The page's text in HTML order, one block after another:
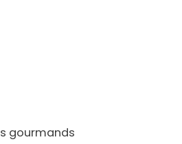
gourmands